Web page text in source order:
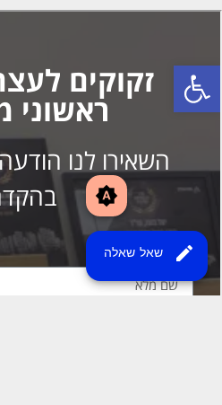
brightness_auto
edit שאל שאלה